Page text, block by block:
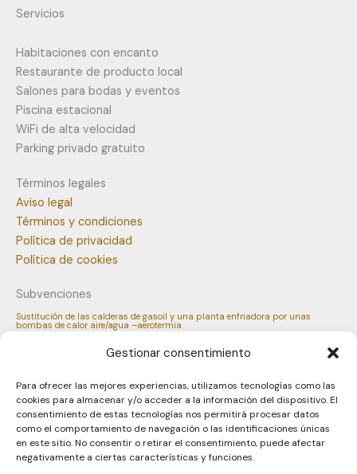
Gestionar consentimiento
Para ofrecer las mejores experiencias, utilizamos tecnologías como las
cookies para almacenar y/o acceder a la información del dispositivo. El
consentimiento de estas tecnologías nos permitirá procesar datos
como el comportamiento de navegación o las identificaciones únicas
en este sitio. No consentir o retirar el consentimiento, puede afectar
negativamente a ciertas características y funciones.
Servicios
Habitaciones con encanto
Restaurante de producto local
Salones para bodas y eventos
Piscina estacional
WiFi de alta velocidad
Parking privado gratuito
Términos legales
Aviso legal
Términos y condiciones
Política de privacidad
Política de cookies
Subvenciones
Sustitución de las calderas de gasoil y una planta enfriadora por unas
bombas de calor aire/agua –aerotermia